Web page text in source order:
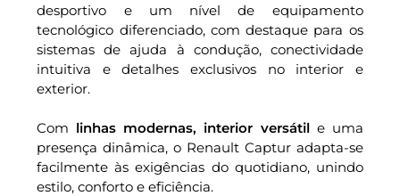
desportivo e um nível de equipamento
tecnológico diferenciado, com destaque para os
sistemas de ajuda à condução, conectividade
intuitiva e detalhes exclusivos no interior e
exterior.
Com linhas modernas, interior versátile uma
presença dinâmica, o Renault Captur adapta-se
facilmente às exigências do quotidiano, unindo
estilo, conforto e eficiência.